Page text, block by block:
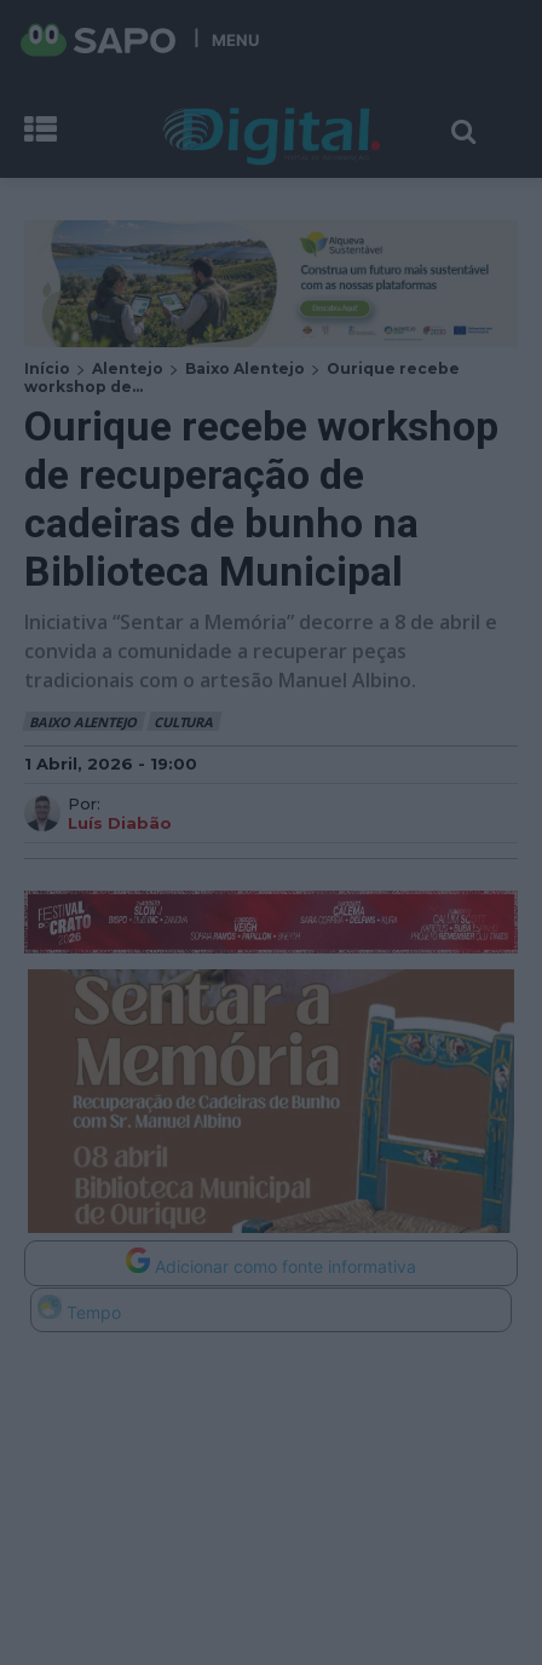
MENU
Início Alentejo Baixo Alentejo
Ourique recebe
workshop de...
Ourique recebe workshop
de recuperação de
cadeiras de bunho na
Biblioteca Municipal
Iniciativa “Sentar a Memória” decorre a 8 de abril e
convida a comunidade a recuperar peças
tradicionais com o artesão Manuel Albino.
BAIXO ALENTEJO CULTURA
1 Abril, 2026 - 19:00
Por:
Luís Diabão
Adicionar como fonte informativa
Tempo